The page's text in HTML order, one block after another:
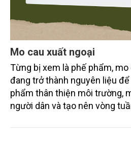
Mo cau xuất ngoại
Từng bị xem là phế phẩm, mo
đang trở thành nguyên liệu
phẩm thân thiện môi trường,
người dân và tạo nên vòng
chén, dĩa... từ mo cau đã